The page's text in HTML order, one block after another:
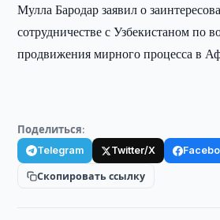
Мулла Бародар заявил о
сотрудничестве с Узбекистаном по
продвижения мирного процесса в
Поделиться:
Telegram Twitter/X
Скопировать ссылку